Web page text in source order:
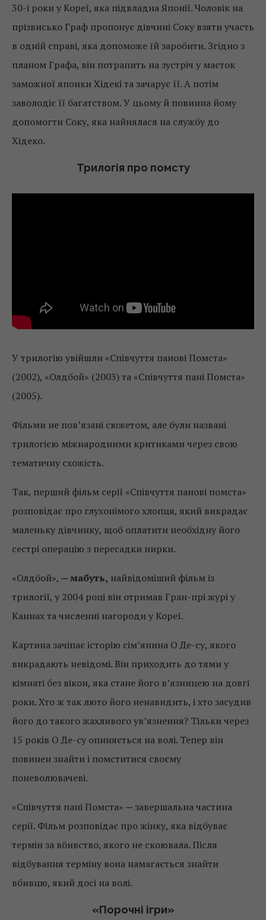
30-і роки у Кореї, яка підвладна Японії. Чоловік на
прізвисько Граф пропонує дівчині Соку взяти участь
в одній справі, яка допоможе їй заробити. Згідно з
планом Графа, він потрапить на зустріч у маєток
заможної японки Хідекі та зачарує її. А потім
заволодіє її багатством. У цьому й повинна йому
допомогти Соку, яка найнялася на службу до
Хідеко.
Трилогія про помсту
У трилогію увійшли «Співчуття панові Помста»
(2002), «Олдбой» (2003) та «Співчуття пані Помста»
(2005).
Фільми не пов’язані сюжетом, але були названі
трилогією міжнародними критиками через свою
тематичну схожість.
Так, перший фільм серії «Співчуття панові помста»
розповідає про глухонімого хлопця, який викрадає
маленьку дівчинку, щоб оплатити необхідну його
сестрі операцію з пересадки нирки.
«Олдбой», ─мабуть, найвідоміший фільм із
трилогії, у 2004 році він отримав Гран-прі журі у
Каннах та численні нагороди у Кореї.
Картина зачіпає історію сім’янина О Де-су, якого
викрадають невідомі. Він приходить до тями у
кімнаті без вікон, яка стане його в’язницею на довгі
роки. Хто ж так люто його ненавидить, і хто засудив
його до такого жахливого ув’язнення? Тільки через
15 років О Де-су опиняється на волі. Тепер він
повинен знайти і помститися своєму
поневолювачеві.
«Співчуття пані Помста» ─ завершальна частина
серії. Фільм розповідає про жінку, яка відбуває
термін за вбивство, якого не скоювала. Після
відбування терміну вона намагається знайти
вбивцю, який досі на волі.
«Порочні ігри»